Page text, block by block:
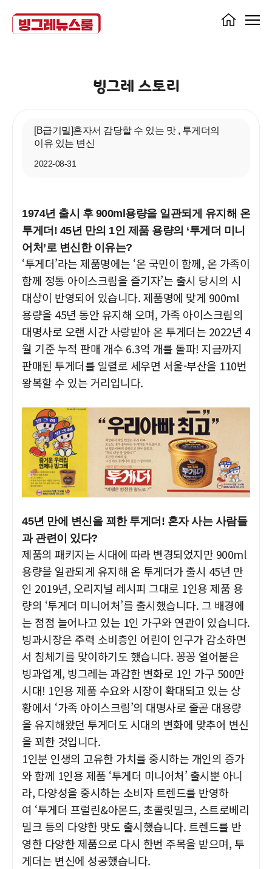
빙그레 스토리
[B급기밀]혼자서 감당할 수 있는 맛 , 투게더의
이유 있는 변신
2022-08-31
1974년 출시 후 900ml용량을 일관되게 유지해 온
투게더! 45년 만의 1인 제품 용량의 ‘투게더 미니
어처’로 변신한 이유는?
‘투게더’라는 제품명에는 ‘온 국민이 함께, 온 가족이
함께 정통 아이스크림을 즐기자’는 출시 당시의 시
대상이 반영되어 있습니다. 제품명에 맞게 900ml
용량을 45년 동안 유지해 오며, 가족 아이스크림의
대명사로 오랜 시간 사랑받아 온 투게더는 2022년 4
월 기준 누적 판매 개수 6.3억 개를 돌파! 지금까지
판매된 투게더를 일렬로 세우면 서울-부산을 110번
왕복할 수 있는 거리입니다.
45년 만에 변신을 꾀한 투게더! 혼자 사는 사람들
과 관련이 있다?
제품의 패키지는 시대에 따라 변경되었지만 900ml
용량을 일관되게 유지해 온 투게더가 출시 45년 만
인 2019년, 오리지널 레시피 그대로 1인용 제품 용
량의 ‘투게더 미니어처’를 출시했습니다. 그 배경에
는 점점 늘어나고 있는 1인 가구와 연관이 있습니다.
빙과시장은 주력 소비층인 어린이 인구가 감소하면
서 침체기를 맞이하기도 했습니다. 꽁꽁 얼어붙은
빙과업계, 빙그레는 과감한 변화로 1인 가구 500만
시대! 1인용 제품 수요와 시장이 확대되고 있는 상
황에서 ‘가족 아이스크림’의 대명사로 줄곧 대용량
을 유지해왔던 투게더도 시대의 변화에 맞추어 변신
을 꾀한 것입니다.
1인분 인생의 고유한 가치를 중시하는 개인의 증가
와 함께 1인용 제품 ‘투게더 미니어처’ 출시뿐 아니
라, 다양성을 중시하는 소비자 트렌드를 반영하
여 ‘투게더 프럴린&아몬드, 초콜릿밀크, 스트로베리
밀크 등의 다양한 맛도 출시했습니다. 트렌드를 반
영한 다양한 제품으로 다시 한번 주목을 받으며, 투
게더는 변신에 성공했습니다.